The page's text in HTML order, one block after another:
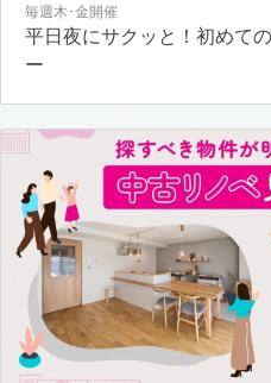
毎週木･金開催
平日夜にサクッと！初めて
ー